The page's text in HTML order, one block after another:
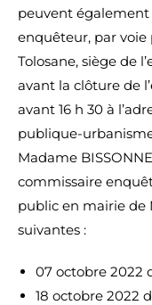
peuvent également
enquêteur, par voie
Tolosane, siège de
avant la clôture de
avant 16 h 30 à
publique-
Madame
commissaire
public en mairie de
suivantes :
07 octobre 2022
18 octobre 2022